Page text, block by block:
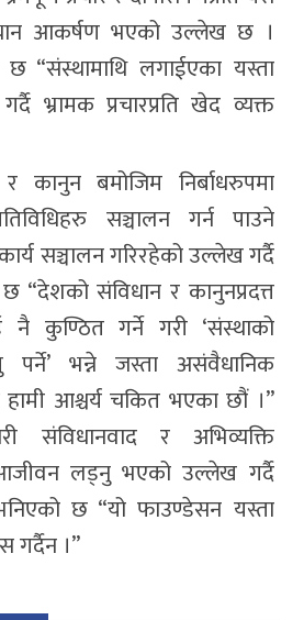
आकर्षण भएको उल्लेख छ ।
छ “संस्थामाथि लगाईएका यस्ता
भ्रामक प्रचारप्रति खेद व्यक्त
कानुन बमोजिम निर्बाधरुपमा
सञ्चालन गर्न पाउने
सञ्चालन गरिरहेको उल्लेख गर्दै
छ “देशको संविधान र कानुनप्रदत्त
नै कुण्ठित गर्ने गरी ‘संस्थाको
पर्ने’ भन्ने जस्ता असंवैधानिक
आश्चर्य चकित भएका छौं ।”
संविधानवाद र अभिव्यक्ति
आजीवन लड्नु भएको उल्लेख गर्दै
भनिएको छ “यो फाउण्डेसन यस्ता
गर्दैन ।”